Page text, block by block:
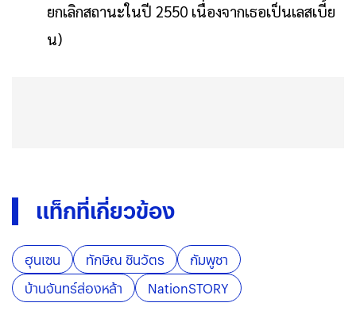
ยกเลิกสถานะในปี 2550 เนื่องจากเธอเป็นเลสเบี้ย
น)
แท็กที่เกี่ยวข้อง
ฮุนเซน ทักษิณ ชินวัตร
กัมพูชา
บ้านจันทร์ส่องหล้า
NationSTORY